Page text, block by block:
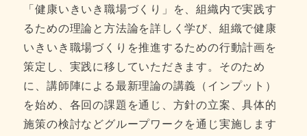
「健康いきいき職場づくり」を、組織内で実践す
るための理論と方法論を詳しく学び、組織で健康
いきいき職場づくりを推進するための行動計画を
策定し、実践に移していただきます。そのため
に、講師陣による最新理論の講義（インプット）
を始め、各回の課題を通じ、方針の立案、具体的
施策の検討などグループワークを通じ実施します